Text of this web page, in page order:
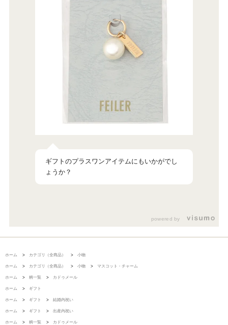
ギフトのプラスワンアイテムにもいかがでし
powered by
ホーム > カテゴリ（全商品） > 小物
ホーム > カテゴリ（全商品） > 小物 > マスコット・チャーム
ホーム > 柄一覧 > カドゥメール
ホーム > ギフト
ホーム > ギフト > 結婚内祝い
ホーム > ギフト > 出産内祝い
ホーム > 柄一覧 > カドゥメール